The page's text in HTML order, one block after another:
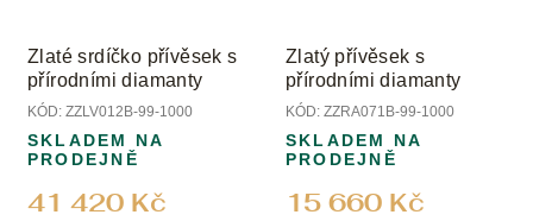
Zlaté srdíčko přívěsek s
přírodními diamanty
KÓD: ZZLV012B-99-1000
41 420 Kč
SKLADEM NA
PRODEJNĚ
Zlatý přívěsek s
přírodními diamanty
KÓD: ZZRA071B-99-1000
15 660 Kč
SKLADEM NA
PRODEJNĚ